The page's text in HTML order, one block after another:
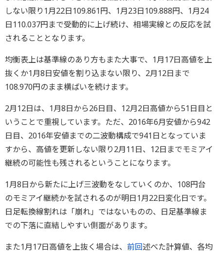
しない限り1月22日109.861円、1月23日109.888円、1月24
日110.037円まで受動的に上げ続け、相場実線との反応を試
されることとなります。
均衡表上は基準線のあり方もまた大事で、1月17日高値を上
抜くか1月8日安値を割り込まない限り、2月12日まで
108.970円のまま横ばいを続けます。
2月12日は、1月8日から26日目、12月2日高値から51日目と
いうことで重視しています。ただ、2016年6月安値から942
日目、2016年安値までの二波動構成で941日となっていま
すから、高値を更新しない限り2月11日、12日までモミアイ
継続の可能性も残されるということになります。
1月8日から新たに上げ三波動をなしていくのか、108円台
のモミアイ継続かを試されるのが明日1月22日変化日です。
日足転換線割れは「崩れ」ではないものの、日足基準線ま
での下落に直結しやすい側面があります。
また1月17日高値を上抜く場合は、 前回述べた計算値、各均